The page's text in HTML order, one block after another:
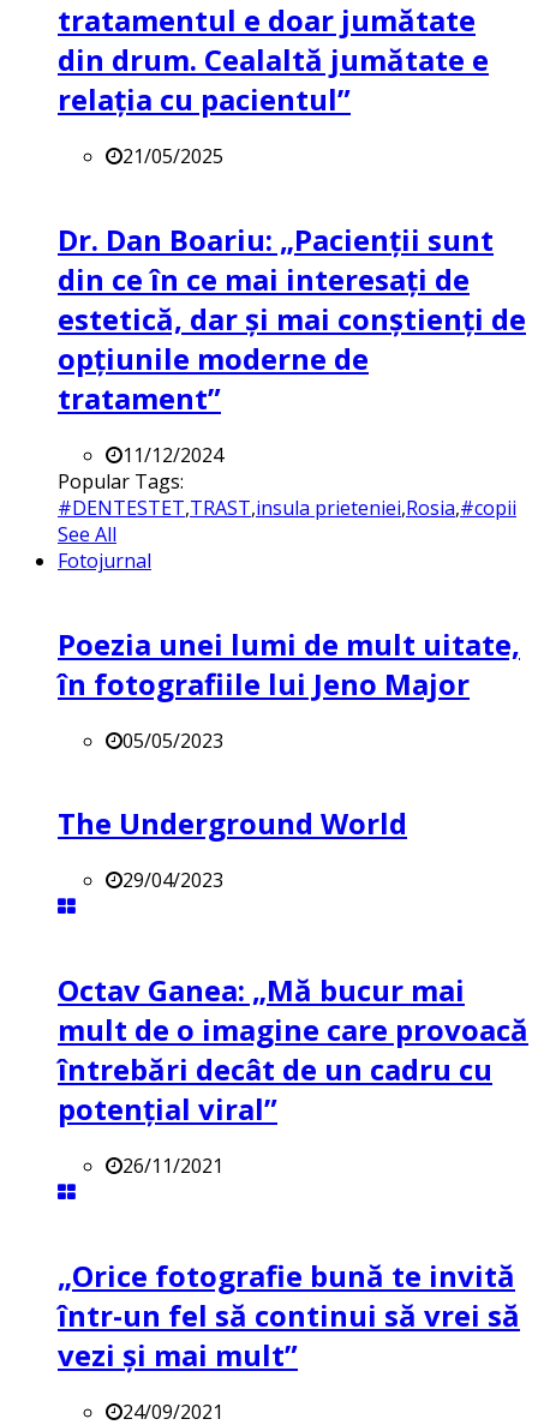
tratamentul e doar jumătate
din drum. Cealaltă jumătate e
relația cu pacientul”
21/05/2025
Dr. Dan Boariu: „Pacienții sunt
din ce în ce mai interesați de
estetică, dar și mai conștienți de
opțiunile moderne de
tratament”
11/12/2024
Popular Tags:
#DENTESTET,TRAST,insula prieteniei,Rosia,#copii
See All
Fotojurnal
Poezia unei lumi de mult uitate,
în fotografiile lui Jeno Major
05/05/2023
The Underground World
29/04/2023
Octav Ganea: „Mă bucur mai
mult de o imagine care provoacă
întrebări decât de un cadru cu
potenţial viral”
26/11/2021
„Orice fotografie bună te invită
într-un fel să continui să vrei să
vezi și mai mult”
24/09/2021